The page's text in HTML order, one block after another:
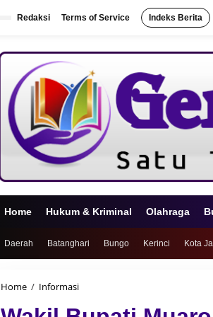
Redaksi Terms of Service Indeks Berita
Home Hukum & Kriminal Olahraga
Daerah Batanghari Bungo Kerinci Kota
Home / Informasi
k